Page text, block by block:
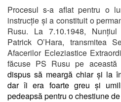
Procesul s-a aflat pentru o
instrucție și a constituit o
Rusu. La 7.10.1948,
Patrick O’Hara, transmitea
Afacerilor Ecleziastice
făcuse PS Rusu pe această
dispus să meargă chiar și la
dar îi era foarte greu și
pedeapsă pentru o chestiune de